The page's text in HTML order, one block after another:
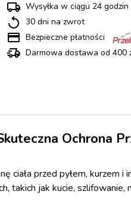
Wysyłka w ciągu 24
30 dni na zwrot
Bezpieczne płatności
Darmowa dostawa od 400
Ochrona
przed pyłem, kurzem i
takich jak kucie,